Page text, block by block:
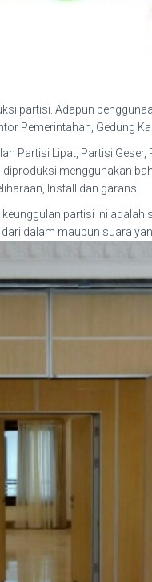
partisi. Adapun
Pemerintahan, Gedung
Lipat, Partisi Geser,
diproduksi menggunakan
Install dan garansi.
partisi ini adalah
dalam maupun suara